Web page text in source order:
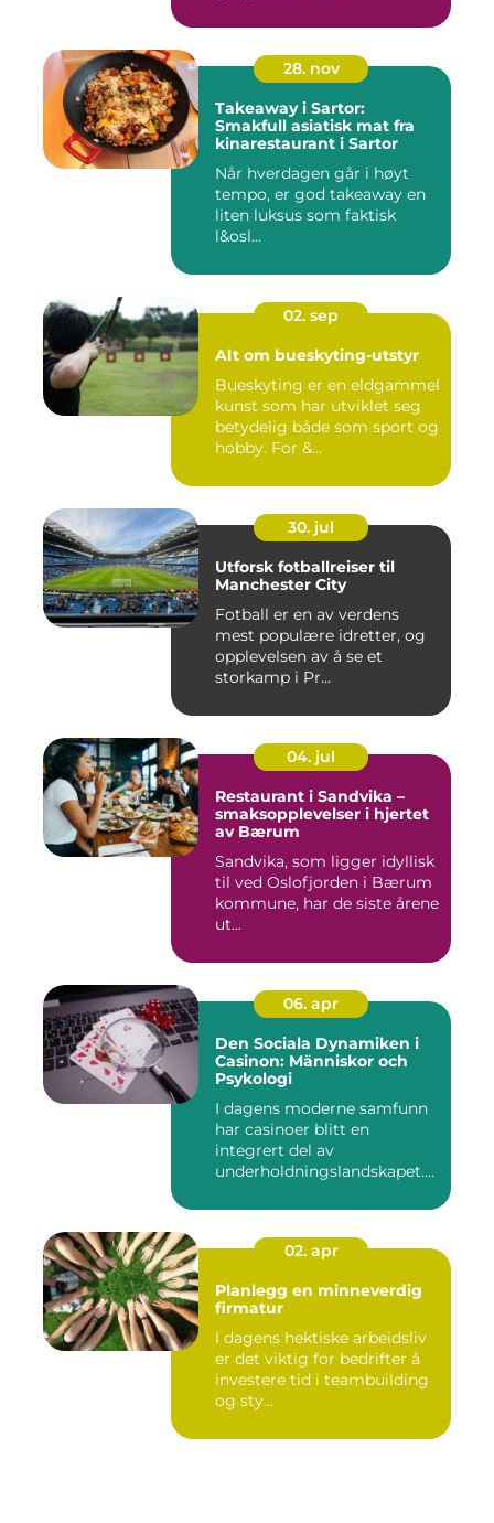
28. nov
Takeaway i Sartor:
Smakfull asiatisk mat fra
kinarestaurant i Sartor
Når hverdagen går i høyt
tempo, er god takeaway en
liten luksus som faktisk
l&osl...
02. sep
Alt om bueskyting-utstyr
Bueskyting er en eldgammel
kunst som har utviklet seg
betydelig både som sport og
hobby. For &...
30. jul
Utforsk fotballreiser til
Manchester City
Fotball er en av verdens
mest populære idretter, og
opplevelsen av å se et
storkamp i Pr...
04. jul
Restaurant i Sandvika –
smaksopplevelser i hjertet
av Bærum
Sandvika, som ligger idyllisk
til ved Oslofjorden i Bærum
kommune, har de siste årene
ut...
06. apr
Den Sociala Dynamiken i
Casinon: Människor och
Psykologi
I dagens moderne samfunn
har casinoer blitt en
integrert del av
underholdningslandskapet.
02. apr
Planlegg en minneverdig
firmatur
I dagens hektiske arbeidsliv
er det viktig for bedrifter å
investere tid i teambuilding
og sty...